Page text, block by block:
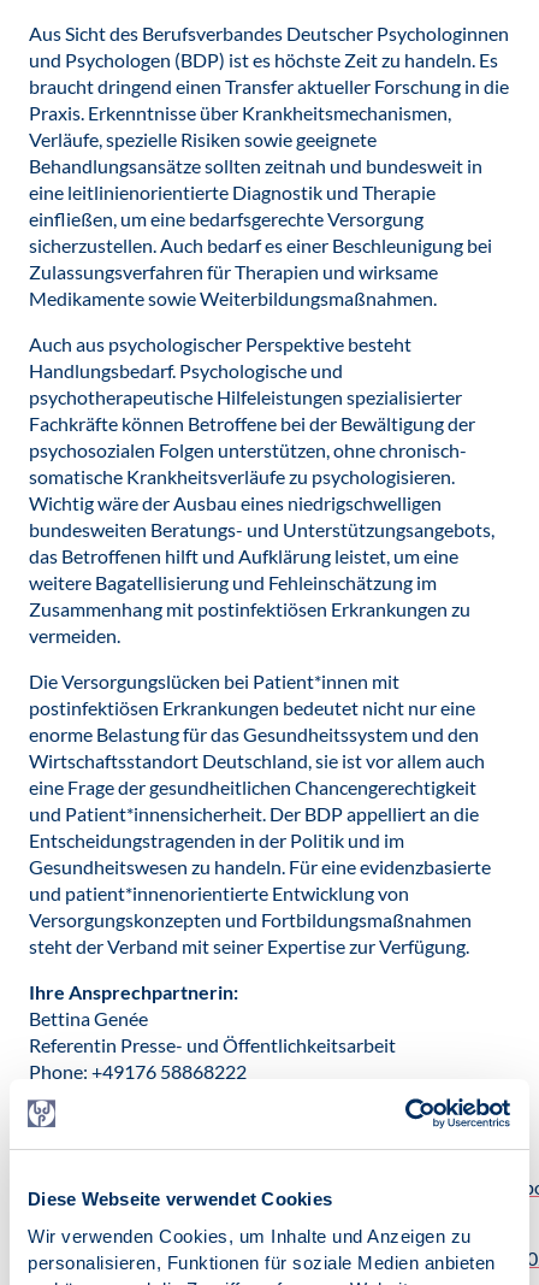
Diese Webseite verwendet Cookies
Wir verwenden Cookies, um Inhalte und Anzeigen zu
personalisieren, Funktionen für soziale Medien anbieten
Aus Sicht des Berufsverbandes Deutscher Psychologinnen
und Psychologen (BDP) ist es höchste Zeit zu handeln. Es
braucht dringend einen Transfer aktueller Forschung in die
Praxis. Erkenntnisse über Krankheitsmechanismen,
Verläufe, spezielle Risiken sowie geeignete
Behandlungsansätze sollten zeitnah und bundesweit in
eine leitlinienorientierte Diagnostik und Therapie
einfließen, um eine bedarfsgerechte Versorgung
sicherzustellen. Auch bedarf es einer Beschleunigung bei
Zulassungsverfahren für Therapien und wirksame
Medikamente sowie Weiterbildungsmaßnahmen.
Auch aus psychologischer Perspektive besteht
Handlungsbedarf. Psychologische und
psychotherapeutische Hilfeleistungen spezialisierter
Fachkräfte können Betroffene bei der Bewältigung der
psychosozialen Folgen unterstützen, ohne chronisch-
somatische Krankheitsverläufe zu psychologisieren.
Wichtig wäre der Ausbau eines niedrigschwelligen
bundesweiten Beratungs- und Unterstützungsangebots,
das Betroffenen hilft und Aufklärung leistet, um eine
weitere Bagatellisierung und Fehleinschätzung im
Zusammenhang mit postinfektiösen Erkrankungen zu
vermeiden.
Die Versorgungslücken bei Patient*innen mit
postinfektiösen Erkrankungen bedeutet nicht nur eine
enorme Belastung für das Gesundheitssystem und den
Wirtschaftsstandort Deutschland, sie ist vor allem auch
eine Frage der gesundheitlichen Chancengerechtigkeit
und Patient*innensicherheit. Der BDP appelliert an die
Entscheidungstragenden in der Politik und im
Gesundheitswesen zu handeln. Für eine evidenzbasierte
und patient*innenorientierte Entwicklung von
Versorgungskonzepten und Fortbildungsmaßnahmen
steht der Verband mit seiner Expertise zur Verfügung.
Ihre Ansprechpartnerin:
Bettina Genée
Referentin Presse- und Öffentlichkeitsarbeit
Phone: +49176 58868222
Mail: presse@bdp-verband.de
infektioese_Erkrankungen.pdf [162 KB]